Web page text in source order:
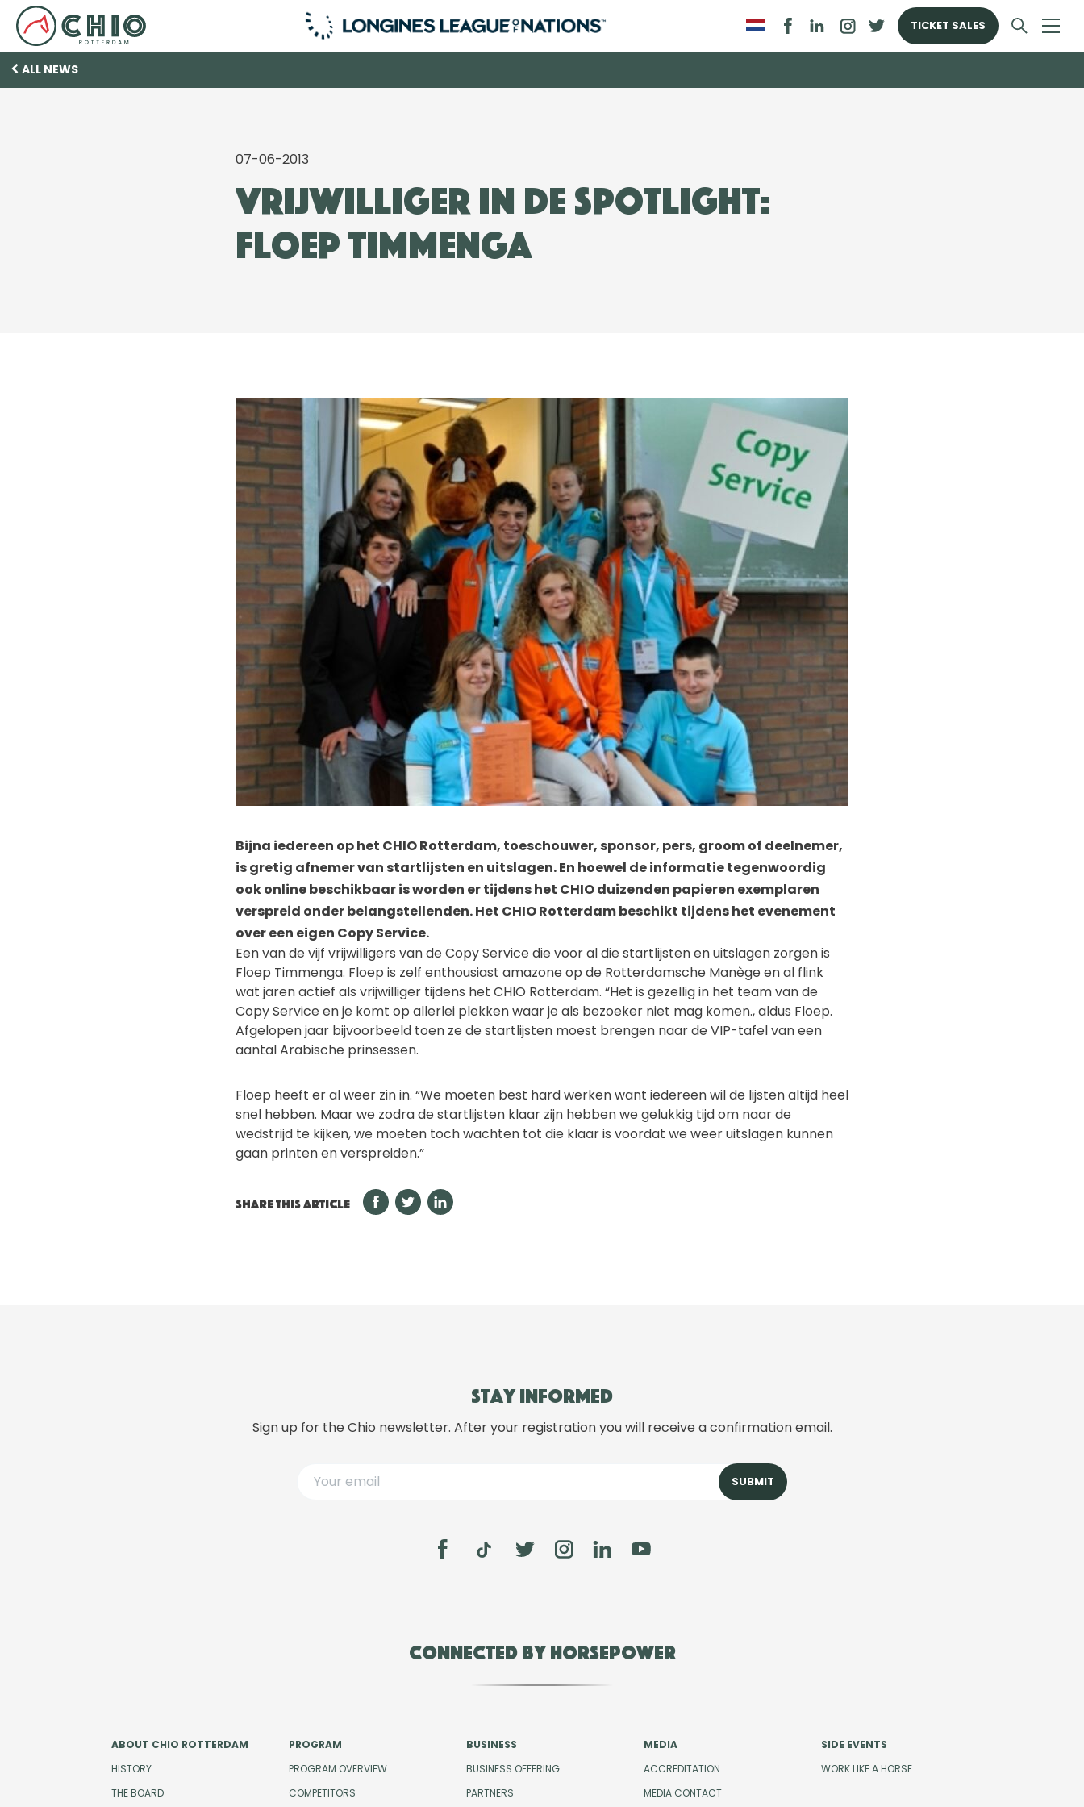
TICKET SALES
ALL NEWS
07-06-2013
Vrijwilliger in de spotlight:
Floep Timmenga
Bijna iedereen op het CHIO Rotterdam, toeschouwer, sponsor, pers, groom of deelnemer,
is gretig afnemer van startlijsten en uitslagen. En hoewel de informatie tegenwoordig
ook online beschikbaar is worden er tijdens het CHIO duizenden papieren exemplaren
verspreid onder belangstellenden. Het CHIO Rotterdam beschikt tijdens het evenement
over een eigen Copy Service.
Een van de vijf vrijwilligers van de Copy Service die voor al die startlijsten en uitslagen zorgen is
Floep Timmenga. Floep is zelf enthousiast amazone op de Rotterdamsche Manège en al flink
wat jaren actief als vrijwilliger tijdens het CHIO Rotterdam. “Het is gezellig in het team van de
Copy Service en je komt op allerlei plekken waar je als bezoeker niet mag komen., aldus Floep.
Afgelopen jaar bijvoorbeeld toen ze de startlijsten moest brengen naar de VIP-tafel van een
aantal Arabische prinsessen.
Floep heeft er al weer zin in. “We moeten best hard werken want iedereen wil de lijsten altijd heel
snel hebben. Maar we zodra de startlijsten klaar zijn hebben we gelukkig tijd om naar de
wedstrijd te kijken, we moeten toch wachten tot die klaar is voordat we weer uitslagen kunnen
gaan printen en verspreiden.”
SHARE THIS ARTICLE
Stay informed
Sign up for the Chio newsletter. After your registration you will receive a confirmation email.
Connected by Horsepower
ABOUT CHIO ROTTERDAM
HISTORY
THE BOARD
PROGRAM
PROGRAM OVERVIEW
COMPETITORS
BUSINESS
BUSINESS OFFERING
PARTNERS
MEDIA
ACCREDITATION
MEDIA CONTACT
SIDE EVENTS
WORK LIKE A HORSE